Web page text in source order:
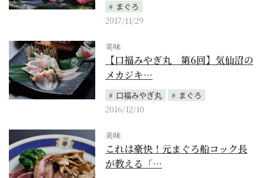
まぐろ
2017/11/29
美味
【口福みやぎ丸 第6回】気仙沼の
メカジキ…
口福みやぎ丸
まぐろ
2016/12/10
美味
これは豪快！元まぐろ船コック長
が教える「…